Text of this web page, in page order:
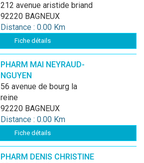
212 avenue aristide briand
92220 BAGNEUX
Distance : 0.00 Km
Fiche détails
PHARM MAI NEYRAUD-
NGUYEN
56 avenue de bourg la
reine
92220 BAGNEUX
Distance : 0.00 Km
Fiche détails
PHARM DENIS CHRISTINE